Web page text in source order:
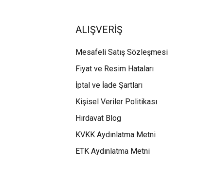
ALIŞVERİŞ
Mesafeli Satış Sözleşmesi
Fiyat ve Resim Hataları
İptal ve İade Şartları
Kişisel Veriler Politikası
Hırdavat Blog
KVKK Aydınlatma Metni
ETK Aydınlatma Metni